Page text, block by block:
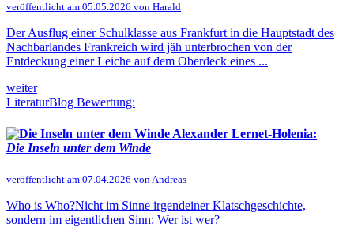
veröffentlicht am 05.05.2026 von Harald
Der Ausflug einer Schulklasse aus Frankfurt in die Hauptstadt des
Nachbarlandes Frankreich wird jäh unterbrochen von der
Entdeckung einer Leiche auf dem Oberdeck eines ...
weiter
LiteraturBlog Bewertung:
Alexander Lernet-Holenia:
Die Inseln unter dem Winde
veröffentlicht am 07.04.2026 von Andreas
Who is Who?Nicht im Sinne irgendeiner Klatschgeschichte,
sondern im eigentlichen Sinn: Wer ist wer?